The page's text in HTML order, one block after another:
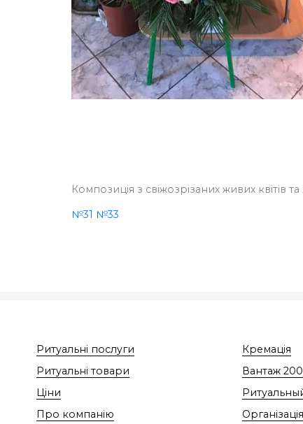
Композиція з свіжозрізаних живих квітів
№31 №33
Ритуальні послуги
Ритуальні товари
Ціни
Про компанію
Кремація
Вантаж 200